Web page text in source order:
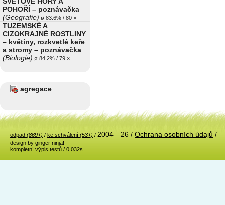
POHOŘÍ – poznávačka
(Geografie) ø 83.6% / 80 ×
TUZEMSKÉ A
CIZOKRAJNÉ ROSTLINY
– květiny, rozkvetlé keře
a stromy – poznávačka
(Biologie) ø 84.2% / 79 ×
agregace
odpad (869+) / ke schválení (53+) / 2004—26 / Ochrana osobních údajů /
design by ginger ninja!
kompletní výpis testů / 0.032s